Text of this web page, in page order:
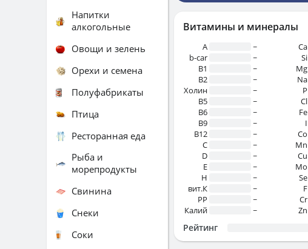
Витамины и минералы
A
~
b-car
~
В1
~
B2
~
Холин
~
B5
~
B6
~
B9
~
B12
~
C
~
D
~
E
~
H
~
вит.К
~
PP
~
Калий
~
Ca
Si
Mg
Na
P
Cl
Fe
I
Co
Mn
Cu
Mo
Se
F
Cr
Zn
Рейтинг
Напитки
алкогольные
Овощи и зелень
Орехи и семена
Полуфабрикаты
Птица
Ресторанная еда
Рыба и
морепродукты
Свинина
Снеки
Соки